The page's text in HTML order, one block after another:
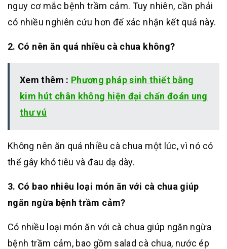
nguy cơ mắc bệnh trầm cảm. Tuy nhiên, cần phải
có nhiều nghiên cứu hơn để xác nhận kết quả này.
2. Có nên ăn quá nhiều cà chua không?
Xem thêm : Phương pháp sinh thiết bằng
kim hút chân không hiện đại chẩn đoán ung
thư vú
Không nên ăn quá nhiều cà chua một lúc, vì nó có
thể gây khó tiêu và đau dạ dày.
3. Có bao nhiêu loại món ăn với cà chua giúp
ngăn ngừa bệnh trầm cảm?
Có nhiều loại món ăn với cà chua giúp ngăn ngừa
bệnh trầm cảm, bao gồm salad cà chua, nước ép